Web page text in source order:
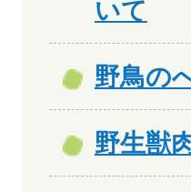
いて
野鳥の
野生獣